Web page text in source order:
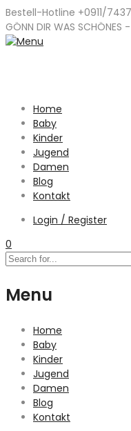
Bestell-Hotline +0911/
GÖNN DIR WAS SCHÖNES -
Home
Baby
Kinder
Jugend
Damen
Blog
Kontakt
Login / Register
0
Menu
Home
Baby
Kinder
Jugend
Damen
Blog
Kontakt